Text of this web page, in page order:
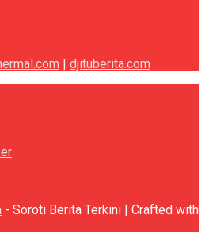
djituberita.com
- Soroti Berita Terkini | Crafted with